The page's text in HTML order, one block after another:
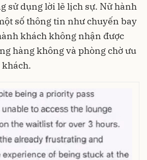
sử dụng lời lẽ lịch sự. Nữ hành
số thông tin như chuyến bay
khách không nhận được
hàng không và phòng chờ ưu